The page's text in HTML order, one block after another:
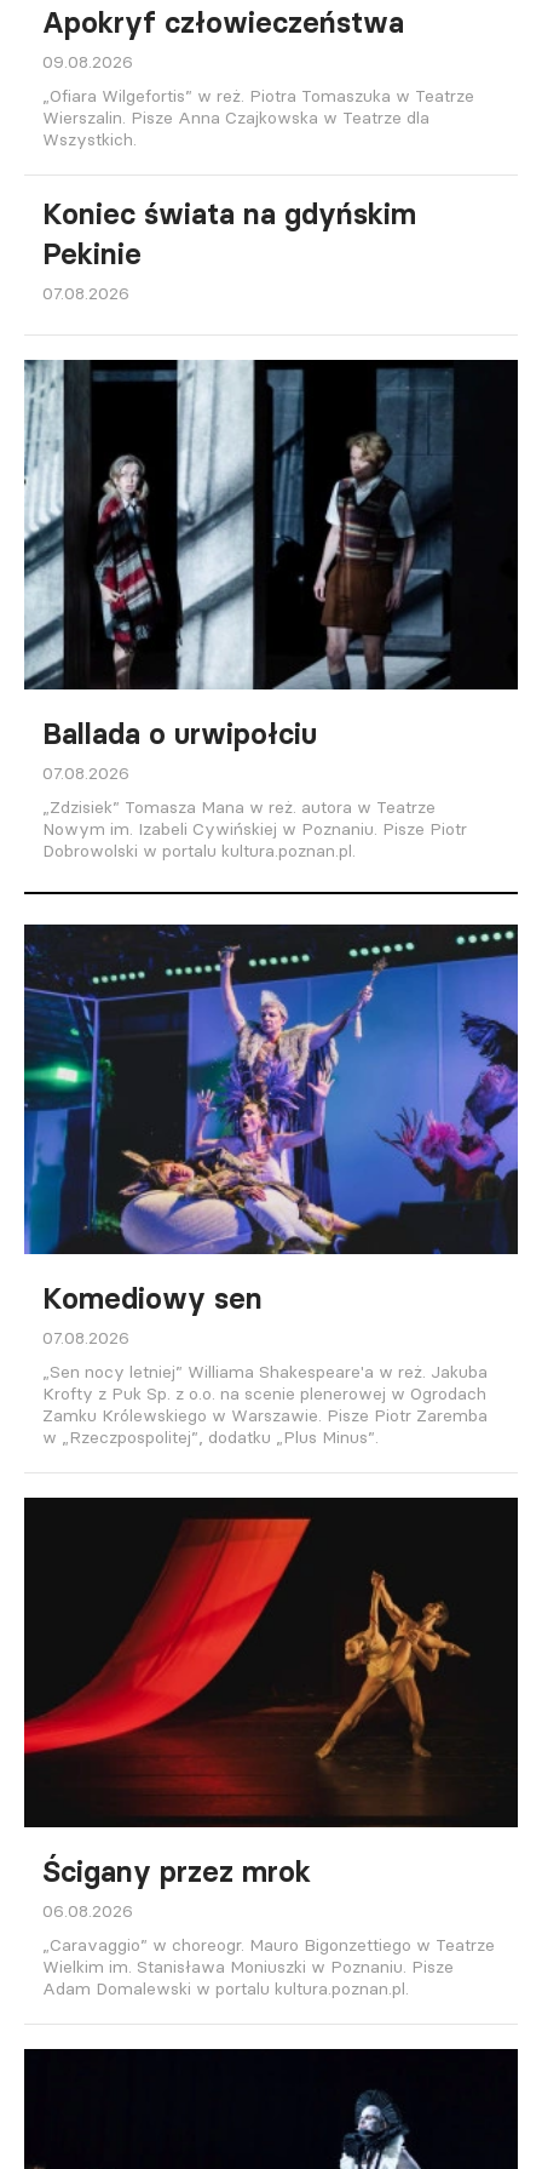
Apokryf człowieczeństwa
09.08.2026
„Ofiara Wilgefortis” w reż. Piotra Tomaszuka w Teatrze
Wierszalin. Pisze Anna Czajkowska w Teatrze dla
Wszystkich.
Koniec świata na gdyńskim
Pekinie
07.08.2026
Ballada o urwipołciu
07.08.2026
„Zdzisiek” Tomasza Mana w reż. autora w Teatrze
Nowym im. Izabeli Cywińskiej w Poznaniu. Pisze Piotr
Dobrowolski w portalu kultura.poznan.pl.
Komediowy sen
07.08.2026
„Sen nocy letniej” Williama Shakespeare'a w reż. Jakuba
Krofty z Puk Sp. z o.o. na scenie plenerowej w Ogrodach
Zamku Królewskiego w Warszawie. Pisze Piotr Zaremba
w „Rzeczpospolitej”, dodatku „Plus Minus”.
Ścigany przez mrok
06.08.2026
„Caravaggio” w choreogr. Mauro Bigonzettiego w Teatrze
Wielkim im. Stanisława Moniuszki w Poznaniu. Pisze
Adam Domalewski w portalu kultura.poznan.pl.